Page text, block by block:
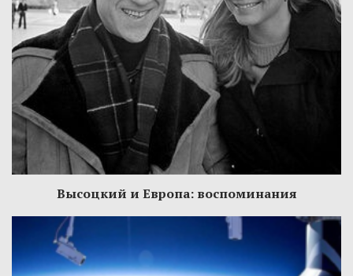
Высоцкий и Европа: воспоминания